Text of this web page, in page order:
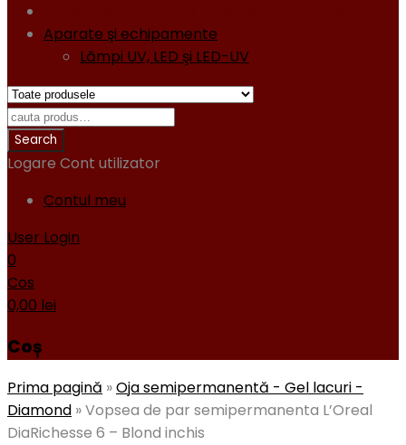
Aparate şi echipamente
Lămpi UV, LED şi LED-UV
Logare Cont utilizator
Contul meu
User Login
0
Cos
0,00 lei
Coș
Prima pagină »Oja semipermanentă - Gel lacuri -
Diamond »Vopsea de par semipermanenta L’Oreal
DiaRichesse 6 – Blond inchis